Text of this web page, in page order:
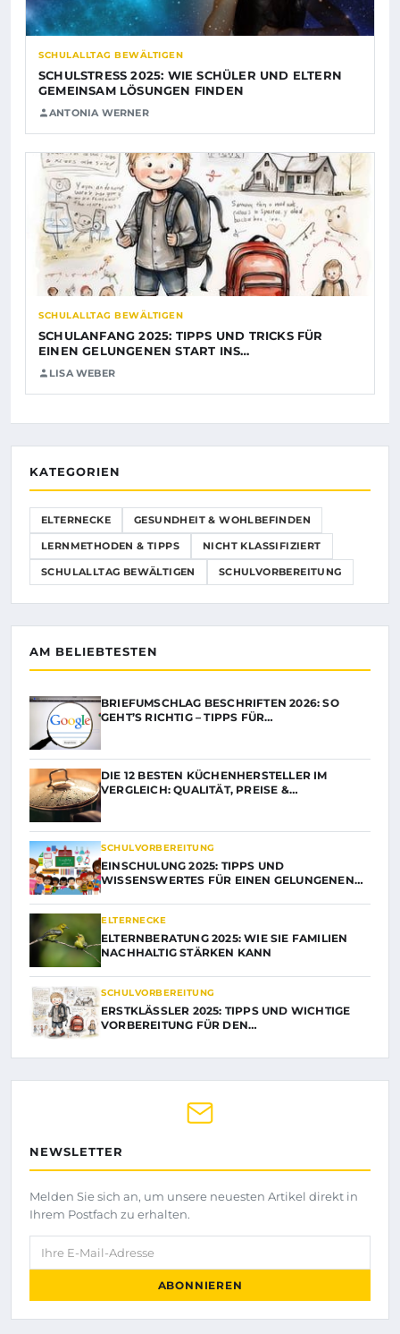
SCHULALLTAG BEWÄLTIGEN
SCHULSTRESS 2025: WIE SCHÜLER UND ELTERN
GEMEINSAM LÖSUNGEN FINDEN
ANTONIA WERNER
SCHULALLTAG BEWÄLTIGEN
SCHULANFANG 2025: TIPPS UND TRICKS FÜR
EINEN GELUNGENEN START INS…
LISA WEBER
KATEGORIEN
ELTERNECKE GESUNDHEIT & WOHLBEFINDEN
LERNMETHODEN & TIPPS NICHT KLASSIFIZIERT
SCHULALLTAG BEWÄLTIGEN SCHULVORBEREITUNG
AM BELIEBTESTEN
BRIEFUMSCHLAG BESCHRIFTEN 2026: SO
GEHT’S RICHTIG – TIPPS FÜR…
DIE 12 BESTEN KÜCHENHERSTELLER IM
VERGLEICH: QUALITÄT, PREISE &…
SCHULVORBEREITUNG
EINSCHULUNG 2025: TIPPS UND
WISSENSWERTES FÜR EINEN GELUNGENEN…
ELTERNECKE
ELTERNBERATUNG 2025: WIE SIE FAMILIEN
NACHHALTIG STÄRKEN KANN
SCHULVORBEREITUNG
ERSTKLÄSSLER 2025: TIPPS UND WICHTIGE
VORBEREITUNG FÜR DEN…
NEWSLETTER
Melden Sie sich an, um unsere neuesten Artikel direkt in
Ihrem Postfach zu erhalten.
Ihre E-Mail-Adresse
ABONNIEREN